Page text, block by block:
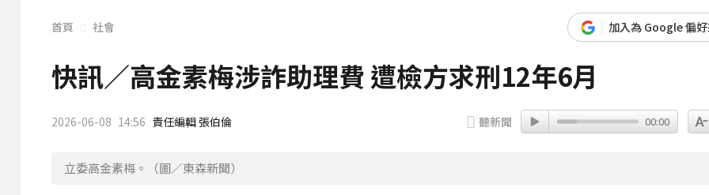
家長曝「小S私下為人」徹底改觀 網友洗版認證
下載東森App，隨時掌握天下大小事！
首頁 社會 加入為 Google 偏
快訊／高金素梅涉詐助理費 遭檢方求刑12年6月
2026-06-08 14:56 責任編輯 張伯倫 聽新聞 00:00
立委高金素梅。（圖／東森新聞）